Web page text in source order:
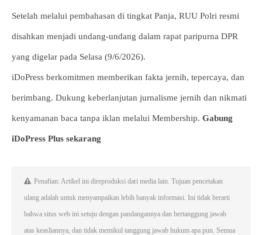
Setelah melalui pembahasan di tingkat Panja, RUU Polri resmi
disahkan menjadi undang-undang dalam rapat paripurna DPR
yang digelar pada Selasa (9/6/2026).
iDoPress berkomitmen memberikan fakta jernih, tepercaya, dan
berimbang. Dukung keberlanjutan jurnalisme jernih dan nikmati
kenyamanan baca tanpa iklan melalui Membership. Gabung
iDoPress Plus sekarang
Penafian: Artikel ini direproduksi dari media lain. Tujuan pencetakan
ulang adalah untuk menyampaikan lebih banyak informasi. Ini tidak berarti
bahwa situs web ini setuju dengan pandangannya dan bertanggung jawab
atas keasliannya, dan tidak memikul tanggung jawab hukum apa pun. Semua